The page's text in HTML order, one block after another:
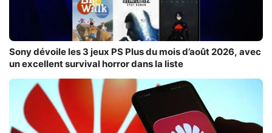
Sony dévoile les 3 jeux PS Plus du mois d’août 2026, avec
un excellent survival horror dans la liste